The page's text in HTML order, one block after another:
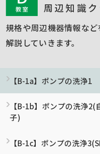
周辺知識ク
規格や周辺機器情報など
解説していきます。
【B-1a】ポンプの洗浄1
【B-1b】ポンプの洗浄
子)
【B-1c】ポンプの洗浄